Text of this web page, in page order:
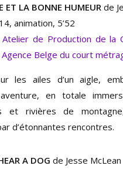
ET LA BONNE HUMEUR de
animation, 5’52
Atelier de Production de la
Agence Belge du court
les ailes d’un aigle,
en totale
et rivières de
d’étonnantes rencontres.
A DOG de Jesse McLean